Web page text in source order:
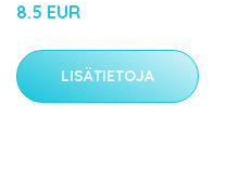
8.5 EUR
LISÄTIETOJA